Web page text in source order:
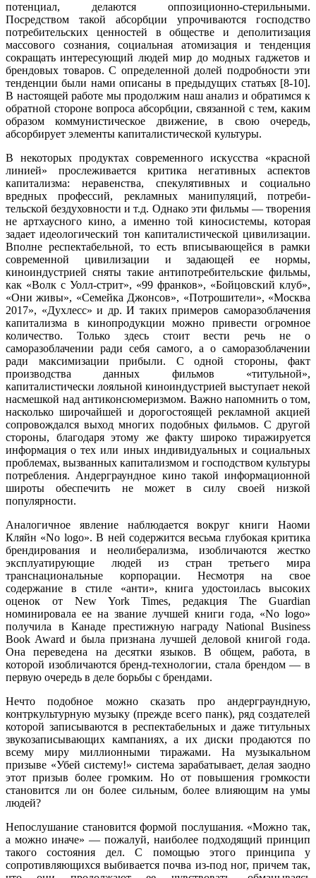
потенциал, делаются оппозици­онно-стерильными.
Посредством такой абсорбции упрочиваются господство
потребительских ценностей в обществе и деполитизация
массового сознания, социальная атомизация и тенденция
сокращать интересующий людей мир до модных гаджетов и
брендовых товаров. С определенной долей подробности эти
тенденции были нами описаны в предыдущих статьях [8-10].
В настоящей работе мы продолжим наш анализ и обратимся к
обратной стороне вопроса абсорбции, связанной с тем, каким
образом коммунистическое движение, в свою очередь,
абсорбирует элементы капиталистической культуры.
В некоторых продуктах современного искусства «красной
линией» просле­живается критика негативных аспектов
капитализма: неравенства, спекуля­тивных и социально
вредных профессий, рекламных манипуляций, потреби­
тельской бездуховности и т.д. Однако эти фильмы — творения
не артхаусного кино, а именно той киносистемы, которая
задает идеологический тон капита­листической цивилизации.
Вполне респектабельной, то есть вписывающейся в рамки
современной цивилизации и задающей ее нормы,
киноиндустрией сняты такие антипотребительские фильмы,
как «Волк с Уолл-стрит», «99 франков», «Бойцовский клуб»,
«Они живы», «Семейка Джонсов», «Потрошители», «Мос­ква
2017», «Духлесс» и др. И таких примеров саморазоблачения
капитализма в кинопродукции можно привести огромное
количество. Только здесь стоит вести речь не о
саморазоблачении ради себя самого, а о саморазоблачении
ради максимизации прибыли. С одной стороны, факт
производства данных фильмов «титульной»,
капиталистически лояльной киноиндустрией выступает некой
насмешкой над антиконсюмеризмом. Важно напомнить о том,
насколько широчайшей и дорогостоящей рекламной акцией
сопровождался выход мно­гих подобных фильмов. С другой
стороны, благодаря этому же факту широко тиражируется
информация о тех или иных индивидуальных и социальных
проблемах, вызванных капитализмом и господством культуры
потребления. Андерграундное кино такой информационной
широты обеспечить не может в силу своей низкой
популярности.
Аналогичное явление наблюдается вокруг книги Наоми
Кляйн «No logo». В ней содержится весьма глубокая критика
брендирования и неолиберализ­ма, изобличаются жестко
эксплуатирующие людей из стран третьего мира
транснациональные корпорации. Несмотря на свое
содержание в стиле «анти», книга удостоилась высоких
оценок от New York Times, редакция The Guardian
номинировала ее на звание лучшей книги года, «No logo»
получила в Канаде престижную награду National Business
Book Award и была признана лучшей деловой книгой года.
Она переведена на десятки языков. В общем, работа, в
которой изобличаются бренд-технологии, стала брендом — в
первую очередь в деле борьбы с брендами.
Нечто подобное можно сказать про андерграундную,
контркультурную музыку (прежде всего панк), ряд создателей
которой записываются в респек­табельных и даже титульных
звукозаписывающих кампаниях, а их диски прода­ются по
всему миру миллионными тиражами. На музыкальном
призыве «Убей систему!» система зарабатывает, делая заодно
этот призыв более громким. Но от повышения громкости
становится ли он более сильным, более влияющим на умы
людей?
Непослушание становится формой послушания. «Можно так,
а можно иначе» — пожалуй, наиболее подходящий принцип
такого состояния дел. С помощью этого принципа у
сопротивляющихся выбивается почва из-под ног, причем так,